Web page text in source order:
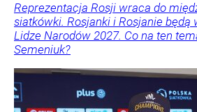
Reprezentacja Rosji wraca do
siatkówki. Rosjanki i Rosjanie będą
Lidze Narodów 2027. Co na ten
Semeniuk?